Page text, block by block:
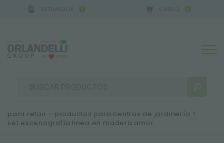
0 0
para retail – productos para centros de jardinería >
set escenografía linea en madera amor